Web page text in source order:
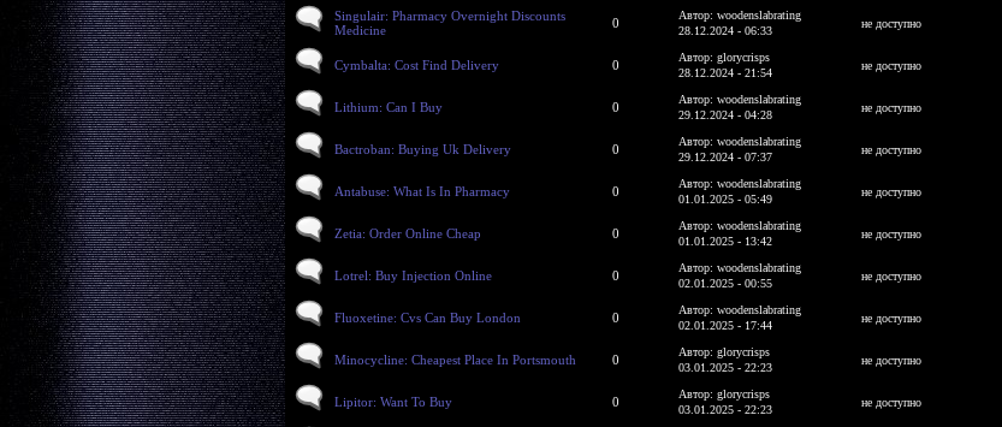
Singulair: Pharmacy Overnight Discounts
Medicine
0
Автор: woodenslabrating
28.12.2024 - 06:33
не доступно
Cymbalta: Cost Find Delivery 0
Автор: glorycrisps
28.12.2024 - 21:54
не доступно
Lithium: Can I Buy 0
Автор: woodenslabrating
29.12.2024 - 04:28
не доступно
Bactroban: Buying Uk Delivery 0
Автор: woodenslabrating
29.12.2024 - 07:37
не доступно
Antabuse: What Is In Pharmacy 0
Автор: woodenslabrating
01.01.2025 - 05:49
не доступно
Zetia: Order Online Cheap 0
Автор: woodenslabrating
01.01.2025 - 13:42
не доступно
Lotrel: Buy Injection Online 0
Автор: woodenslabrating
02.01.2025 - 00:55
не доступно
Fluoxetine: Cvs Can Buy London 0
Автор: woodenslabrating
02.01.2025 - 17:44
не доступно
Minocycline: Cheapest Place In Portsmouth 0
Автор: glorycrisps
03.01.2025 - 22:23
не доступно
Lipitor: Want To Buy 0
Автор: glorycrisps
03.01.2025 - 22:23
не доступно